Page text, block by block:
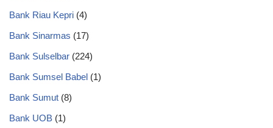
Bank Riau Kepri (4)
Bank Sinarmas (17)
Bank Sulselbar (224)
Bank Sumsel Babel (1)
Bank Sumut (8)
Bank UOB (1)